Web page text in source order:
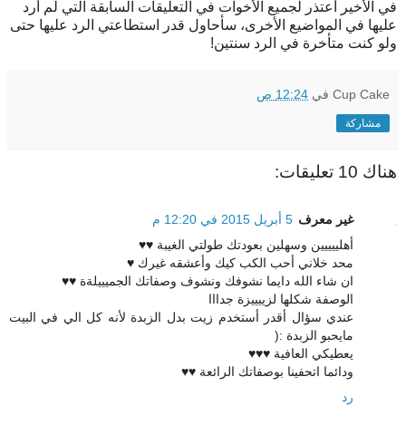
في الأخير أعتذر لجميع الأخوات في التعليقات السابقة التي لم أرد
عليها في المواضيع الأخرى، سأحاول قدر استطاعتي الرد عليها حتى
ولو كنت متأخرة في الرد سنتين!
Cup Cake في 12:24 ص
مشاركة
هناك 10 تعليقات:
غير معرف 5 أبريل 2015 في 12:20 م
أهلييييين وسهلين بعودتك طولتي الغيبة ♥♥
محد خلاني أحب الكب كيك وأعشقه غيرك ♥
ان شاء الله دايما نشوفك ونشوف وصفاتك الجميييلةة ♥♥
الوصفة شكلها لزييييزة جدااا
عندي سؤال أقدر أستخدم زيت بدل الزبدة لأنه كل الي في البيت
مايحبو الزبدة :(
يعطيكي العافية ♥♥♥
ودائما اتحفينا بوصفاتك الرائعة ♥♥
رد